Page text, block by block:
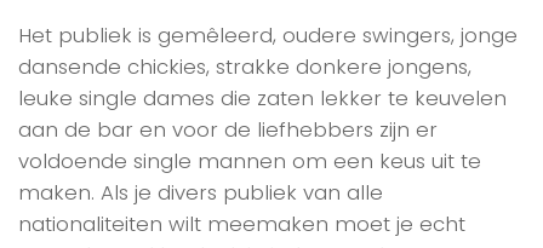
Het publiek is gemêleerd, oudere swingers, jonge
dansende chickies, strakke donkere jongens,
leuke single dames die zaten lekker te keuvelen
aan de bar en voor de liefhebbers zijn er
voldoende single mannen om een keus uit te
maken. Als je divers publiek van alle
nationaliteiten wilt meemaken moet je echt